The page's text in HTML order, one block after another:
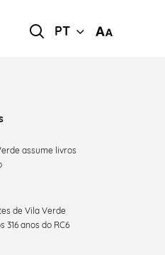
PT
assume livros
de Vila Verde
316 anos do RC6